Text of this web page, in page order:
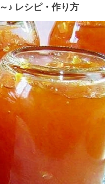
♪ レシピ・作り方